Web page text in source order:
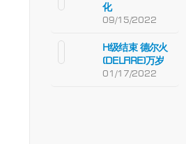
化
09/15/2022
H级结束 德尔火
(DELFIRE)万岁
01/17/2022